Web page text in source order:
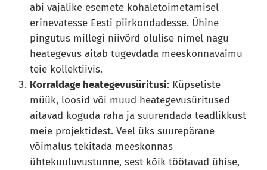
abi vajalike esemete kohaletoimetamisel
erinevatesse Eesti piirkondadesse. Ühine
pingutus millegi niivõrd olulise nimel nagu
heategevus aitab tugevdada meeskonnavaimu
teie kollektiivis.
Korraldage heategevusüritusi: Küpsetiste
müük, loosid või muud heategevusüritused
aitavad koguda raha ja suurendada teadlikkust
meie projektidest. Veel üks suurepärane
võimalus tekitada meeskonnas
ühtekuuluvustunne, sest kõik töötavad ühise,